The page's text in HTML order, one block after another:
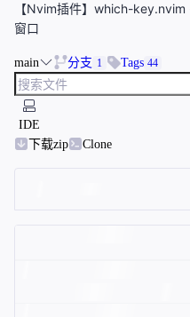
【Nvim插件】which-
窗口
main 分支 1 Tags 44
IDE
下载zip
Clone